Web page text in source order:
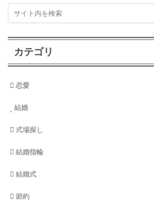
カテゴリ
恋愛
結婚
式場探し
結婚指輪
結婚式
節約